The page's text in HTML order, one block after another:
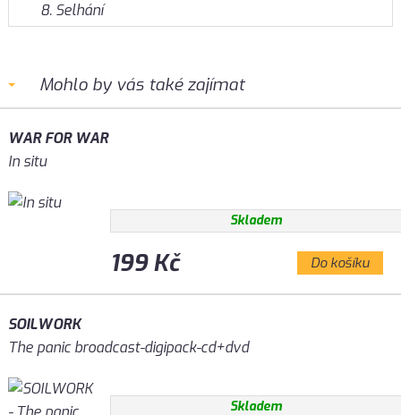
8. Selhání
Mohlo by vás také zajímat
WAR FOR WAR
In situ
Skladem
199 Kč Do košíku
SOILWORK
The panic broadcast-digipack-cd+dvd
Skladem